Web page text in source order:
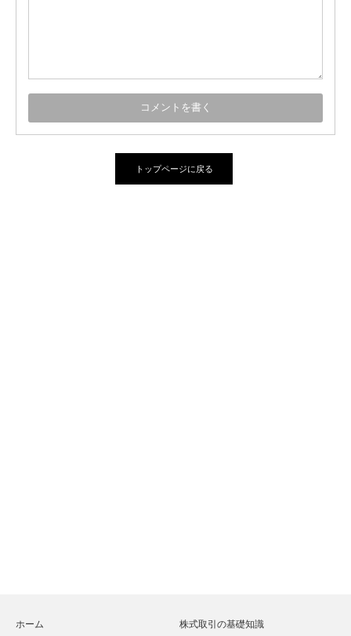
トップページに戻る
ホーム 株式取引の基礎知識